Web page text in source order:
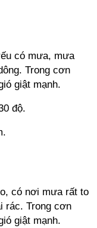
có mưa, mưa
Trong cơn
giật mạnh.
độ.
có nơi mưa rất to
rác. Trong cơn
giật mạnh.